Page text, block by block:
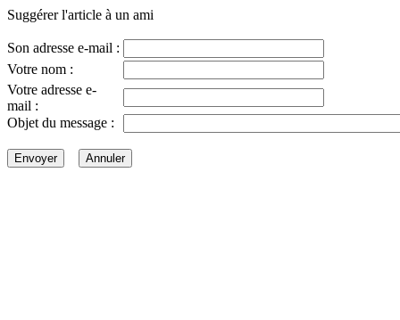
Suggérer l'article à un ami
Son adresse e-mail :
Votre nom :
Votre adresse e-
mail :
Objet du message :